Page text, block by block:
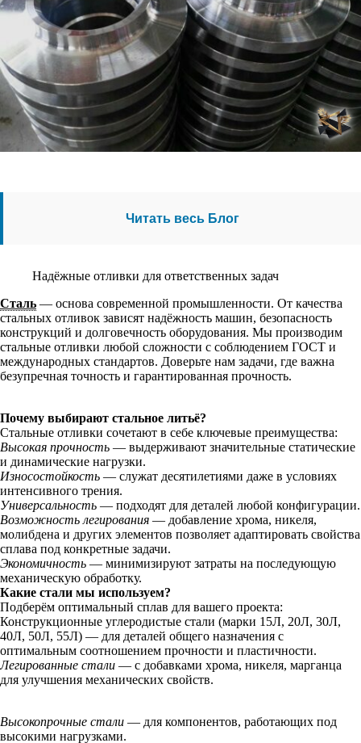
Читать весь Блог
Надёжные отливки для ответственных задач
Сталь — основа современной промышленности. От качества
стальных отливок зависят надёжность машин, безопасность
конструкций и долговечность оборудования. Мы производим
стальные отливки любой сложности с соблюдением ГОСТ и
международных стандартов. Доверьте нам задачи, где важна
безупречная точность и гарантированная прочность.
Почему выбирают стальное литьё?
Стальные отливки сочетают в себе ключевые преимущества:
Высокая прочность — выдерживают значительные статические
и динамические нагрузки.
Износостойкость — служат десятилетиями даже в условиях
интенсивного трения.
Универсальность — подходят для деталей любой конфигурации.
Возможность легирования — добавление хрома, никеля,
молибдена и других элементов позволяет адаптировать свойства
сплава под конкретные задачи.
Экономичность — минимизируют затраты на последующую
механическую обработку.
Какие стали мы используем?
Подберём оптимальный сплав для вашего проекта:
Конструкционные углеродистые стали (марки 15Л, 20Л, 30Л,
40Л, 50Л, 55Л) — для деталей общего назначения с
оптимальным соотношением прочности и пластичности.
Легированные стали — с добавками хрома, никеля, марганца
для улучшения механических свойств.
Высокопрочные стали — для компонентов, работающих под
высокими нагрузками.